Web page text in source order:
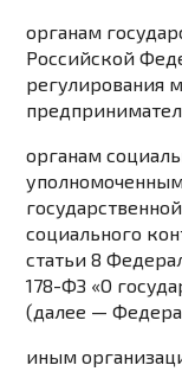
органам
Российской
регулирования
органам
социального
статьи 8
178-ФЗ «О
(далее —
иным